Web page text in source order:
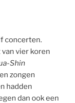
concerten.
vier koren
Shin
zongen
hadden
dan ook een